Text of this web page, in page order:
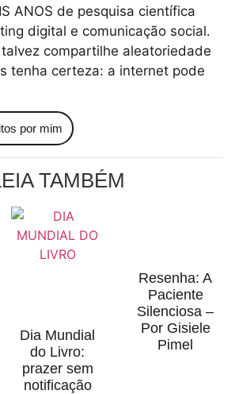
ANOS de pesquisa científica
digital e comunicação social.
compartilhe aleatoriedade
tenha certeza: a internet pode
por mim
TAMBÉM
Dia Mundial
do Livro:
prazer sem
notificação
Resenha: A
Paciente
Silenciosa –
Por Gisiele
Pimel